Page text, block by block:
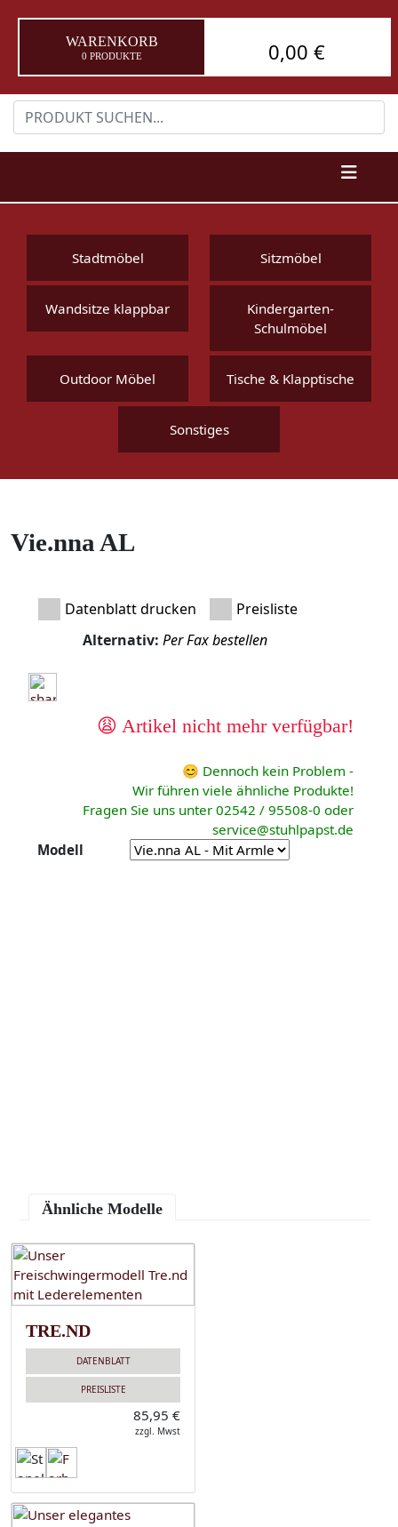
WARENKORB
0 PRODUKTE 0,00 €
Stadtmöbel Sitzmöbel
Wandsitze klappbar
Kindergarten-
Schulmöbel
Outdoor Möbel Tische & Klapptische
Sonstiges
Vie.nna AL
Datenblatt drucken
Preisliste
Alternativ: Per Fax bestellen
😩 Artikel nicht mehr verfügbar!
😊 Dennoch kein Problem -
Wir führen viele ähnliche Produkte!
Fragen Sie uns unter 02542 / 95508-0 oder
service@stuhlpapst.de
Modell
Ähnliche Modelle
TRE.ND
DATENBLATT
PREISLISTE
85,95 €
zzgl. Mwst